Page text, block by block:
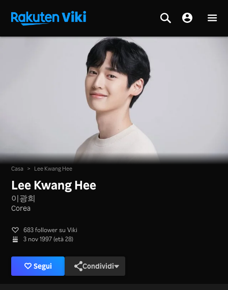
Casa > Lee Kwang Hee
Lee Kwang Hee
이광희
Corea
683 follower su Viki
3 nov 1997 (età 28)
Segui Condividi